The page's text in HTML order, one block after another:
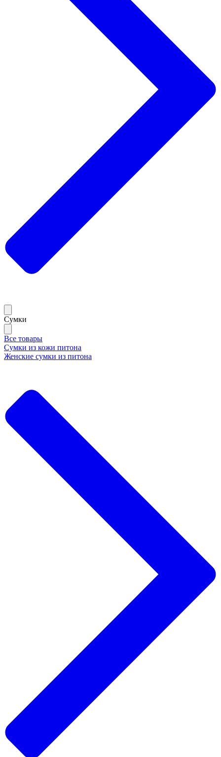
Сумки
Все товары
Сумки из кожи питона
Женские сумки из питона